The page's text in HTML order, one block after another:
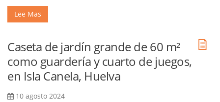
Lee Mas
Caseta de jardín grande de 60 m²
como guardería y cuarto de juegos,
en Isla Canela, Huelva
10 agosto 2024